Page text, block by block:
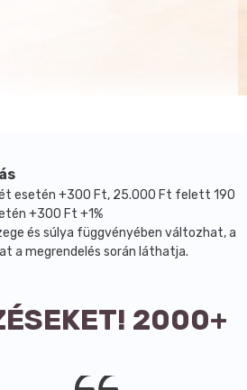
esetén +300 Ft, 25.000 Ft felett 190
+300 Ft +1%
és súlya függvényében változhat, a
a megrendelés során láthatja.
2000+